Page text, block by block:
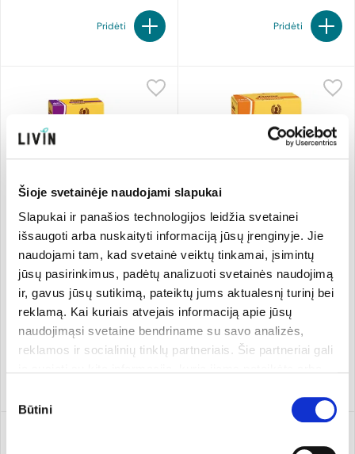
Šioje svetainėje naudojami slapukai
Slapukai ir panašios technologijos leidžia svetainei
išsaugoti arba nuskaityti informaciją jūsų įrenginyje. Jie
naudojami tam, kad svetainė veiktų tinkamai, įsimintų
jūsų pasirinkimus, padėtų analizuoti svetainės naudojimą
ir, gavus jūsų sutikimą, pateiktų jums aktualesnį turinį bei
reklamą. Kai kuriais atvejais informaciją apie jūsų
naudojimąsi svetaine bendriname su savo analizės,
reklamos ir socialinių tinklų partneriais. Šie partneriai gali
pasirinkti, su kuriomis slapukų kategorijomis sutinkate.
Savo sutikimą galite bet kada pakeisti arba atšaukti
pasirinkimas
Būtini
Pridėti Pridėti
„Luvos® Heilerde mikrofein“
geriamas molis
Luvos 40 kaps.
12,59 €
„Luvos® Heilerde magenfein“
geriamas molis milteliais
Luvos
380 g
44.45 €/kg
16,89 €